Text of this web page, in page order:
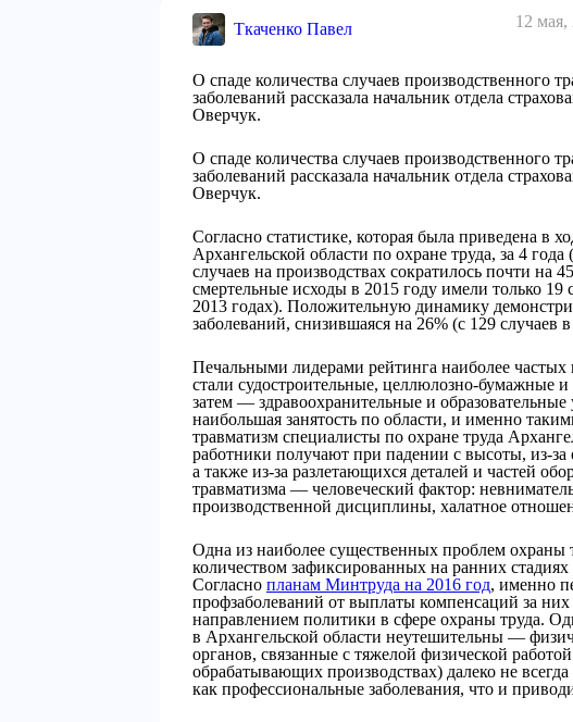
Ткаченко Павел 12 мая,
О спаде количества случаев производственного
заболеваний рассказала начальник отдела
Оверчук.
О спаде количества случаев производственного
заболеваний рассказала начальник отдела
Оверчук.
Согласно статистике, которая была приведена в
Архангельской области по охране труда, за 4
случаев на производствах сократилось почти на
смертельные исходы в 2015 году имели только 19
2013 годах). Положительную динамику
заболеваний, снизившаяся на 26% (с 129 случаев
Печальными лидерами рейтинга наиболее частых
стали судостроительные, целлюлозно-бумажные
затем — здравоохранительные и
наибольшая занятость по области, и именно
травматизм специалисты по охране труда
работники получают при падении с высоты, из-
а также из-за разлетающихся деталей и частей
травматизма — человеческий фактор:
производственной дисциплины, халатное
Одна из наиболее существенных проблем охраны
количеством зафиксированных на ранних
Согласно планам Минтруда на 2016 год, именно
профзаболеваний от выплаты компенсаций за
направлением политики в сфере охраны труда.
в Архангельской области неутешительны —
органов, связанные с тяжелой физической
обрабатывающих производствах) далеко не
как профессиональные заболевания, что и